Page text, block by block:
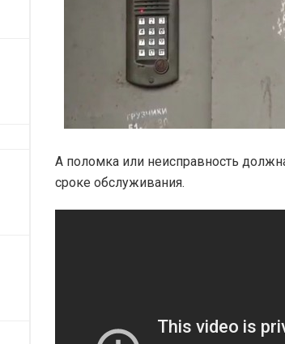
А поломка или неисправность
сроке обслуживания.